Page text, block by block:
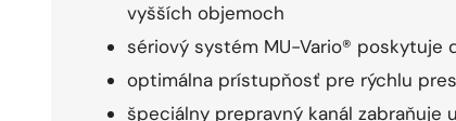
vyšších objemoch
sériový systém MU-Vario® poskytuje
optimálna prístupňosť pre rýchlu
špeciálny prepravný kanál